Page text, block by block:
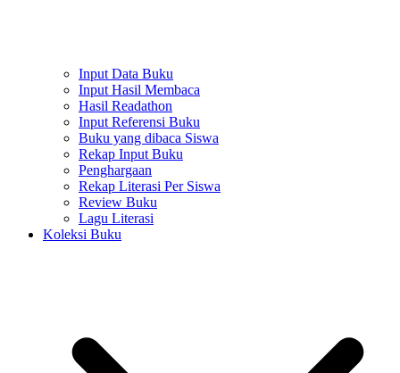
Input Data Buku
Input Hasil Membaca
Hasil Readathon
Input Referensi Buku
Buku yang dibaca Siswa
Rekap Input Buku
Penghargaan
Rekap Literasi Per Siswa
Review Buku
Lagu Literasi
Koleksi Buku